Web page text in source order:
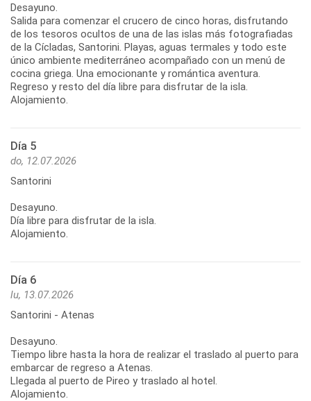
Desayuno.
Salida para comenzar el crucero de cinco horas, disfrutando
de los tesoros ocultos de una de las islas más fotografiadas
de la Cícladas, Santorini. Playas, aguas termales y todo este
único ambiente mediterráneo acompañado con un menú de
cocina griega. Una emocionante y romántica aventura.
Regreso y resto del día libre para disfrutar de la isla.
Alojamiento.
Día 5
do, 12.07.2026
Santorini
Desayuno.
Día libre para disfrutar de la isla.
Alojamiento.
Día 6
lu, 13.07.2026
Santorini - Atenas
Desayuno.
Tiempo libre hasta la hora de realizar el traslado al puerto para
embarcar de regreso a Atenas.
Llegada al puerto de Pireo y traslado al hotel.
Alojamiento.